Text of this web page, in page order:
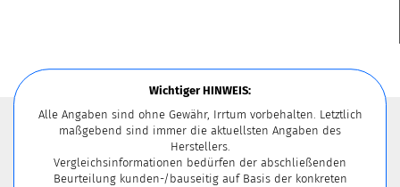
Wichtiger HINWEIS:
Alle Angaben sind ohne Gewähr, Irrtum vorbehalten. Letztlich
maßgebend sind immer die aktuellsten Angaben des
Herstellers.
Vergleichsinformationen bedürfen der abschließenden
Beurteilung kunden-/bauseitig auf Basis der konkreten